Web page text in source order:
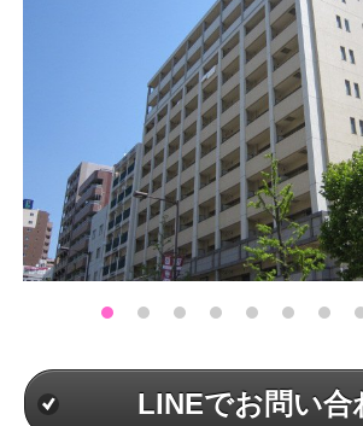
LINEでお問い合